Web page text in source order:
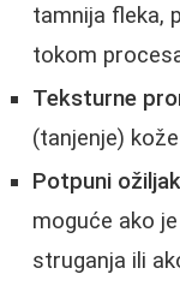
tamnija fleka,
tokom
Teksturne
(tanjenje)
Potpuni
moguće ako
struganja ili